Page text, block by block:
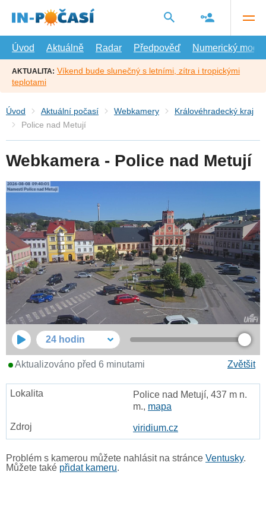
hlavní
Úvod
Aktuálně Radar Předpověď Numerický model
AKTUALITA: Víkend bude slunečný s letními, zítra i tropickými
teplotami
Úvod Aktuální počasí Webkamery
Královéhradecký kraj
Police nad Metují
Webkamera - Police nad Metují
24 hodin
Zvětšit
Aktualizováno před 6 minutami
Police nad Metují, 437 m n.
m., mapa
viridium.cz
Problém s kamerou můžete nahlásit na stránce Ventusky.
Můžete také přidat kameru.